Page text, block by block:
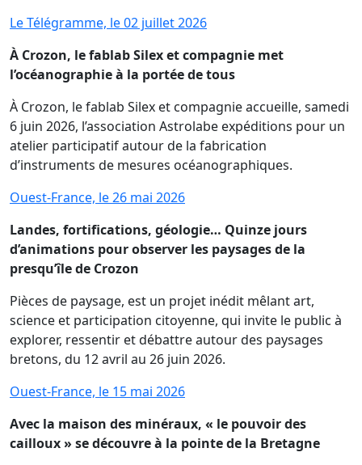
Le Télégramme, le 02 juillet 2026
À Crozon, le fablab Silex et compagnie met
l’océanographie à la portée de tous
À Crozon, le fablab Silex et compagnie accueille, samedi
6 juin 2026, l’association Astrolabe expéditions pour un
atelier participatif autour de la fabrication
d’instruments de mesures océanographiques.
Ouest-France, le 26 mai 2026
Landes, fortifications, géologie… Quinze jours
d’animations pour observer les paysages de la
presqu’île de Crozon
Pièces de paysage, est un projet inédit mêlant art,
science et participation citoyenne, qui invite le public à
explorer, ressentir et débattre autour des paysages
bretons, du 12 avril au 26 juin 2026.
Ouest-France, le 15 mai 2026
Avec la maison des minéraux, « le pouvoir des
cailloux » se découvre à la pointe de la Bretagne